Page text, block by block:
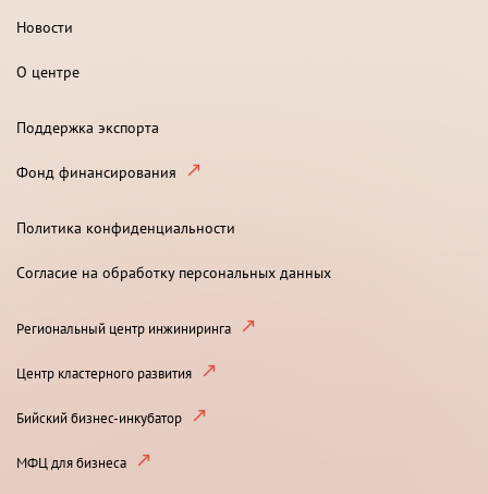
Новости
О центре
Поддержка экспорта
Фонд финансирования
Политика конфиденциальности
Согласие на обработку персональных данных
Региональный центр инжиниринга
Центр кластерного развития
Бийский бизнес-инкубатор
МФЦ для бизнеса